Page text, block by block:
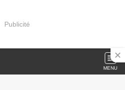
Publicité
MENU